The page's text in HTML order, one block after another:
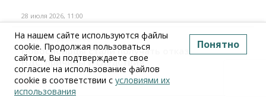
28 июля 2026, 11:00
Бизнес ПроБизнес
Новосибирцы стали получать отказ в вычете по
НДС: причины и следствия
24 июля 2026, 10:30
На нашем сайте используются файлы
cookie. Продолжая пользоваться
сайтом, Вы подтверждаете свое
согласие на использование файлов
cookie в соответствии с условиями их
использования
Понятно